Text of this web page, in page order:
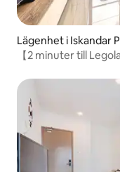
Lägenhet i Iskandar
【2 minuter till